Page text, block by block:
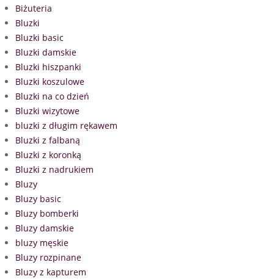
Biżuteria
Bluzki
Bluzki basic
Bluzki damskie
Bluzki hiszpanki
Bluzki koszulowe
Bluzki na co dzień
Bluzki wizytowe
bluzki z długim rękawem
Bluzki z falbaną
Bluzki z koronką
Bluzki z nadrukiem
Bluzy
Bluzy basic
Bluzy bomberki
Bluzy damskie
bluzy męskie
Bluzy rozpinane
Bluzy z kapturem